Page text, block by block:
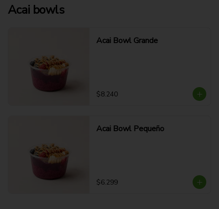
Acai bowls
Acai Bowl Grande
$8.240
Acai Bowl Pequeño
$6.299